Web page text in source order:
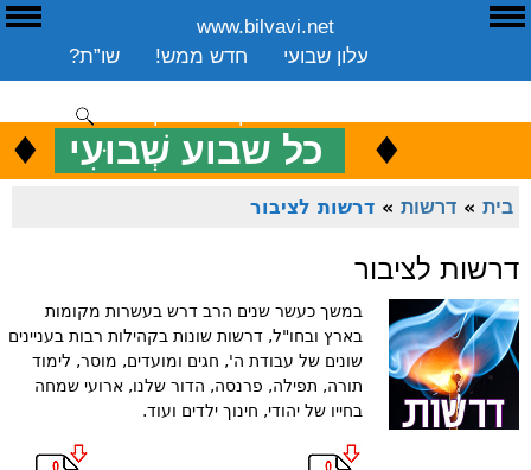
www.bilvavi.net
שו”ת?
חדש ממש!
עלון שבועי
שיעורים שבועי
ספרים
ארכיון
סקירה כללית
ENGLISH ♦ כל שבוע שְׁבוּעִי ♦
בית » דרשות » דרשות לציבור
דרשות לציבור
במשך כעשר שנים הרב דרש בעשרות מקומות
בארץ ובחו"ל, דרשות שונות בקהילות רבות בעניינים
שונים של עבודת ה', חגים ומועדים, מוסר, לימוד
תורה, תפילה, פרנסה, הדור שלנו, ארועי שמחה
בחייו של יהודי, חינוך ילדים ועוד.